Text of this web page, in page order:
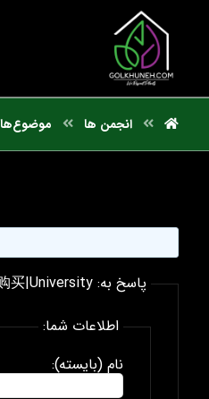
انجمن ها موضوع‌ها
پاسخ به: 国外文凭推荐UMD毕业证购买|University
اطلاعات شما:
نام (بایسته):